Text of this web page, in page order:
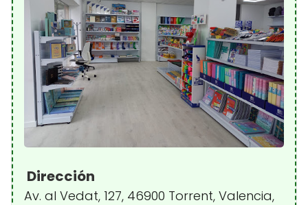
Dirección
Av. al Vedat, 127, 46900 Torrent, Valencia,